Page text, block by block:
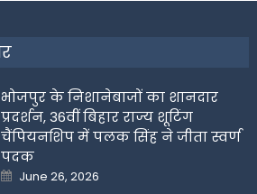
भोजपुर के निशानेबाजों का शानदार
प्रदर्शन, 36वीं बिहार राज्य शूटिंग
चैंपियनशिप में पलक सिंह ने जीता स्वर्ण
पदक
Posted
on
June 26, 2026